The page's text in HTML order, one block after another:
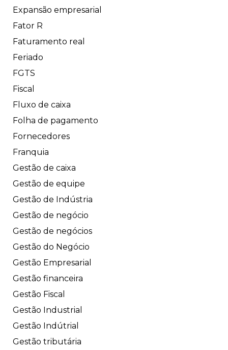
Expansão empresarial
Fator R
Faturamento real
Feriado
FGTS
Fiscal
Fluxo de caixa
Folha de pagamento
Fornecedores
Franquia
Gestão de caixa
Gestão de equipe
Gestão de Indústria
Gestão de negócio
Gestão de negócios
Gestão do Negócio
Gestão Empresarial
Gestão financeira
Gestão Fiscal
Gestão Industrial
Gestão Indútrial
Gestão tributária